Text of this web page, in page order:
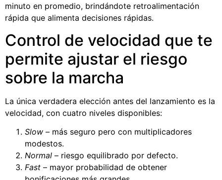
minuto en promedio, brindándote retroalimentación
rápida que alimenta decisiones rápidas.
Control de velocidad que te
permite ajustar el riesgo
sobre la marcha
La única verdadera elección antes del lanzamiento es la
velocidad, con cuatro niveles disponibles:
Slow – más seguro pero con multiplicadores
modestos.
Normal – riesgo equilibrado por defecto.
Fast – mayor probabilidad de obtener